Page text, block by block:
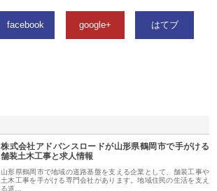
facebook google+ はてブ
株式会社アドバンスロードが山形県鶴岡市で手がける
舗装土木工事と求人情報
山形県鶴岡市で地域の道路基盤を支える企業として、舗装工事や
土木工事を手がける専門会社があります。地域住民の生活を支え
る道…